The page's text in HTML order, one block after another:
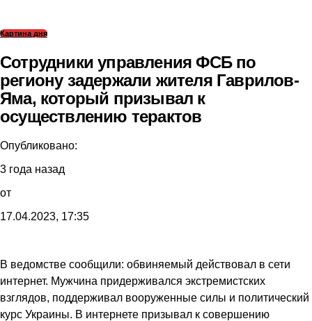
Картина дня
Сотрудники управления ФСБ по
региону задержали жителя Гаврилов-
Яма, который призывал к
осуществлению терактов
Опубликовано:
3 года назад
от
17.04.2023, 17:35
В ведомстве сообщили: обвиняемый действовал в сети
интернет. Мужчина придерживался экстремистских
взглядов, поддерживал вооруженные силы и политический
курс Украины. В интернете призывал к совершению